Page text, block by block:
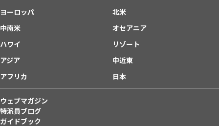
ヨーロッパ
北米
中南米
オセアニア
ハワイ
リゾート
アジア
中近東
アフリカ
日本
ウェブマガジン
特派員ブログ
ガイドブック